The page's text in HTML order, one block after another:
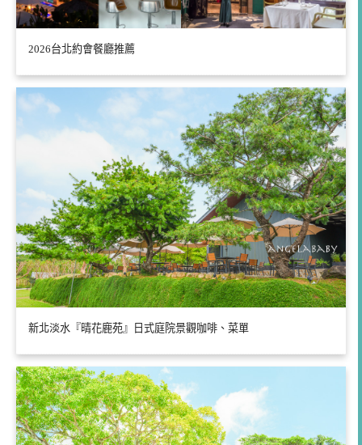
2026台北約會餐廳推薦
新北淡水『晴花鹿苑』日式庭院景觀咖啡、菜單